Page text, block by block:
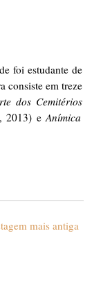
foi estudante de
consiste em treze
dos Cemitérios
2013) e Anímica
mais antiga